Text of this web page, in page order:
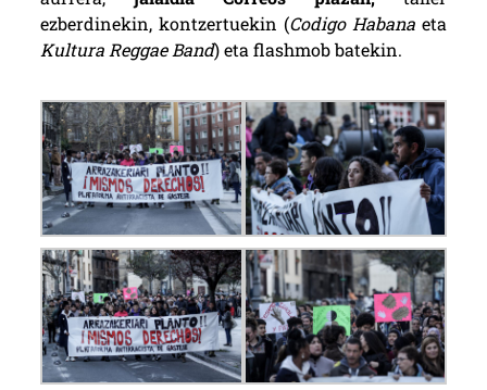
ezberdinekin, kontzertuekin (Codigo Habana eta
Kultura Reggae Band) eta flashmob batekin.